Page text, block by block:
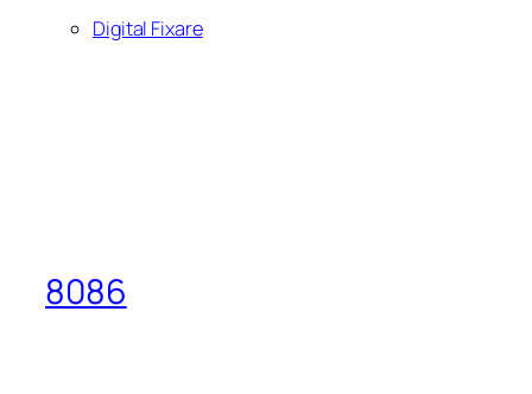
Digital Fixare
8086